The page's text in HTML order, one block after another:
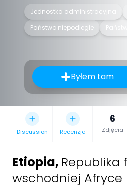
Jednostka administracyjna
Państwo niepodległe
Byłem tam
Discussion Recenzje
6
Zdjęcia
Etiopia, Republika
wschodniej Afryce